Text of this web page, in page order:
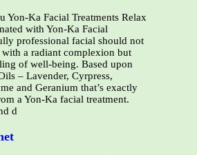
Yon-Ka Facial Treatments Relax
with Yon-Ka Facial
professional facial should not
a radiant complexion but
of well-being. Based upon
– Lavender, Cyrpress,
and Geranium that’s exactly
a Yon-Ka facial treatment.
d